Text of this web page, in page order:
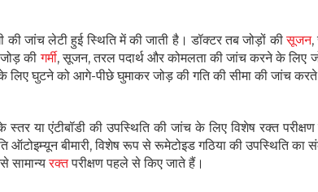
की जांच लेटी हुई स्थिति में की जाती है। डॉक्टर तब जोड़ों कीसूजन,
कीगर्मी, सूजन, तरल पदार्थ और कोमलता की जांच करने के लिए
लिए घुटने को आगे-पीछे घुमाकर जोड़ की गति की सीमा की जांच
या एंटीबॉडी की उपस्थिति की जांच के लिए विशेष रक्त
ऑटोइम्यून बीमारी, विशेष रूप से रूमेटोइड गठिया की उपस्थिति
सामान्यरक्तपरीक्षण पहले से किए जाते हैं।